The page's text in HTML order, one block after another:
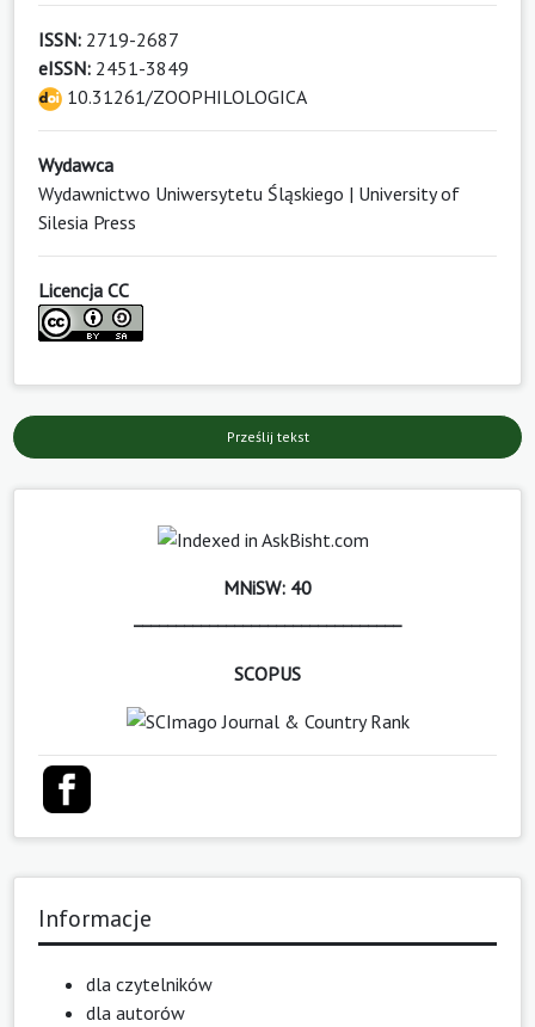
ISSN: 2719-2687
eISSN: 2451-3849
10.31261/ZOOPHILOLOGICA
Wydawca
Wydawnictwo Uniwersytetu Śląskiego | University of
Silesia Press
Licencja CC
Prześlij tekst
MNiSW: 40
SCOPUS
Informacje
dla czytelników
dla autorów